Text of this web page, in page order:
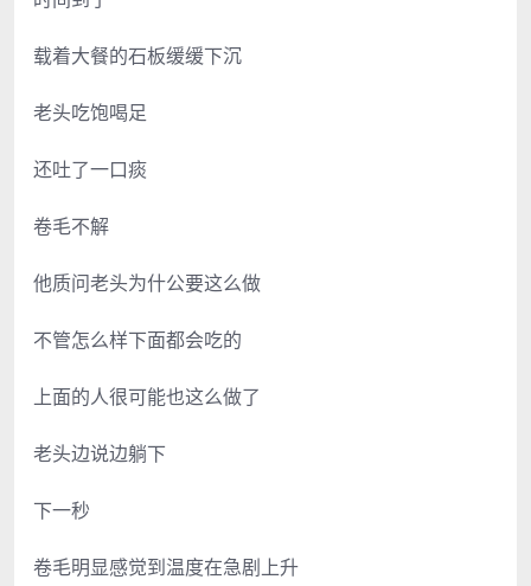
载着大餐的石板缓缓下沉
老头吃饱喝足
还吐了一口痰
卷毛不解
他质问老头为什公要这么做
不管怎么样下面都会吃的
上面的人很可能也这么做了
老头边说边躺下
下一秒
卷毛明显感觉到温度在急剧上升